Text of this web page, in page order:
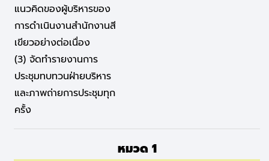
แนวคิดของผู้บริหารของ
การดำเนินงานสำนักงานสี
เขียวอย่างต่อเนื่อง
(3) จัดทำรายงานการ
ประชุมทบทวนฝ่ายบริหาร
และภาพถ่ายการประชุมทุก
ครั้ง
หมวด 1